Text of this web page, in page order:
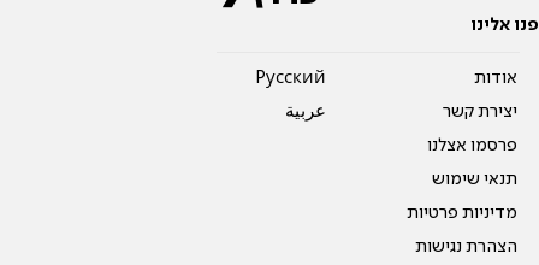
פנו אלינו
אודות
יצירת קשר
פרסמו אצלנו
תנאי שימוש
מדיניות פרטיות
הצהרת נגישות
Pусский
عربية